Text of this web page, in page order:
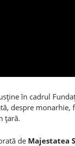
în cadrul
despre
ţară.
de Majestatea